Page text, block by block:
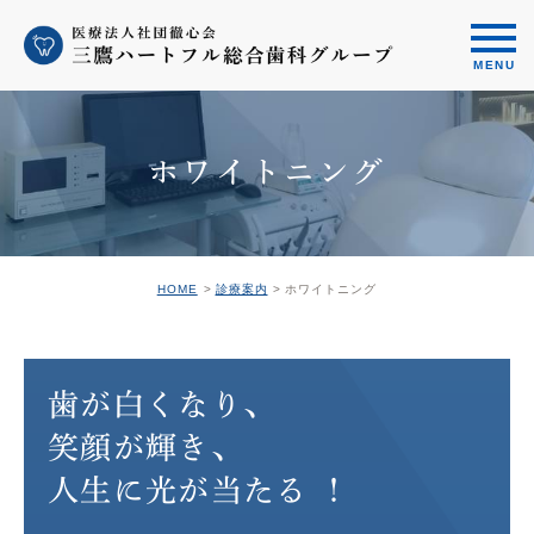
ホワイトニング
HOME 診療案内 ホワイトニング
歯が白くなり、
笑顔が輝き、
人生に光が当たる ！